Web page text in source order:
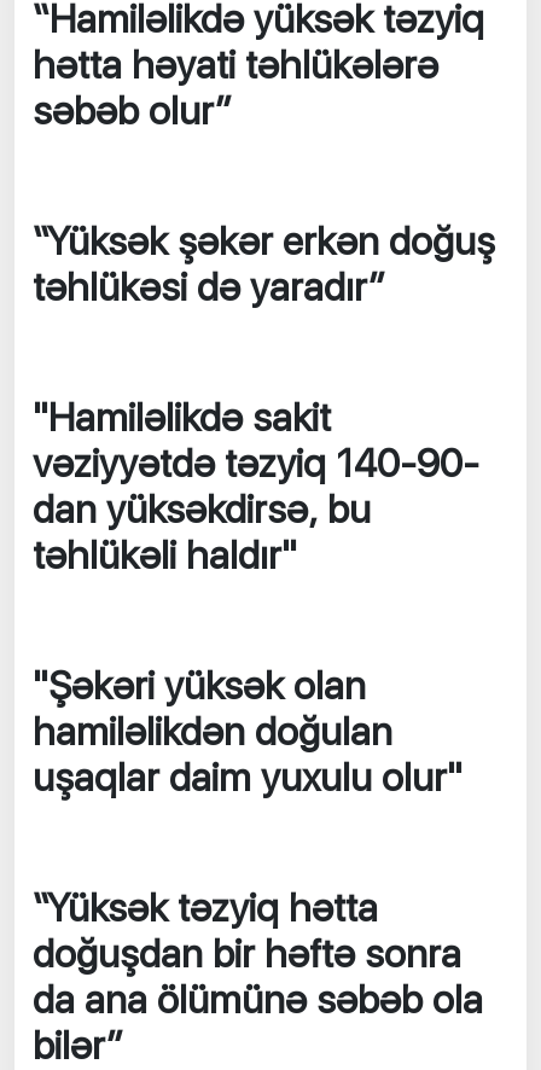
“Hamiləlikdə yüksək təzyiq
hətta həyati təhlükələrə
səbəb olur”
“Yüksək şəkər erkən doğuş
təhlükəsi də yaradır”
"Hamiləlikdə sakit
vəziyyətdə təzyiq 140-90-
dan yüksəkdirsə, bu
təhlükəli haldır"
"Şəkəri yüksək olan
hamiləlikdən doğulan
uşaqlar daim yuxulu olur"
“Yüksək təzyiq hətta
doğuşdan bir həftə sonra
da ana ölümünə səbəb ola
bilər”